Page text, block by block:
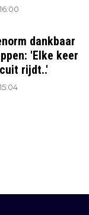
dankbaar
'Elke keer
rijdt..'